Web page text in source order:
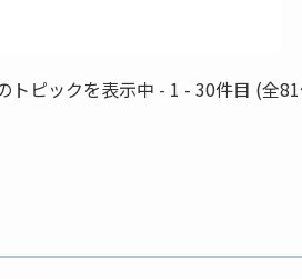
トピックを表示中 - 1 - 30件目 (全